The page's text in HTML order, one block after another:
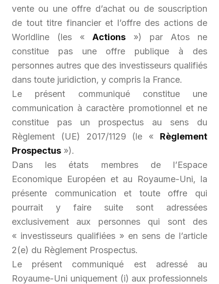
vente ou une offre d’achat ou de souscription
de tout titre financier et l’offre des actions de
Worldline (les «Actions ») par Atos ne
constitue pas une offre publique à des
personnes autres que des investisseurs qualifiés
dans toute juridiction, y compris la France.
Le présent communiqué constitue une
communication à caractère promotionnel et ne
constitue pas un prospectus au sens du
Règlement (UE) 2017/1129 (le « Règlement
Prospectus »).
Dans les états membres de l’Espace
Economique Européen et au Royaume-Uni, la
présente communication et toute offre qui
pourrait y faire suite sont adressées
exclusivement aux personnes qui sont des
« investisseurs qualifiées » en sens de l’article
2(e) du Règlement Prospectus.
Le présent communiqué est adressé au
Royaume-Uni uniquement (i) aux professionnels